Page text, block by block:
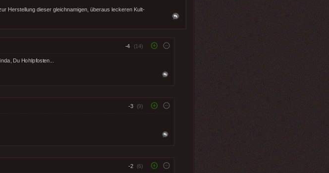
Herstellung dieser gleichnamigen, überaus leckeren Kult-
-4 (14)
Du Hohlpfosten...
-3 (9)
-2 (6)